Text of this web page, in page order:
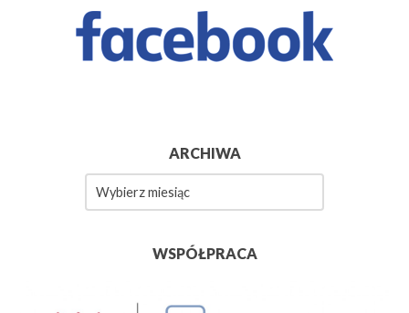
ARCHIWA
WSPÓŁPRACA